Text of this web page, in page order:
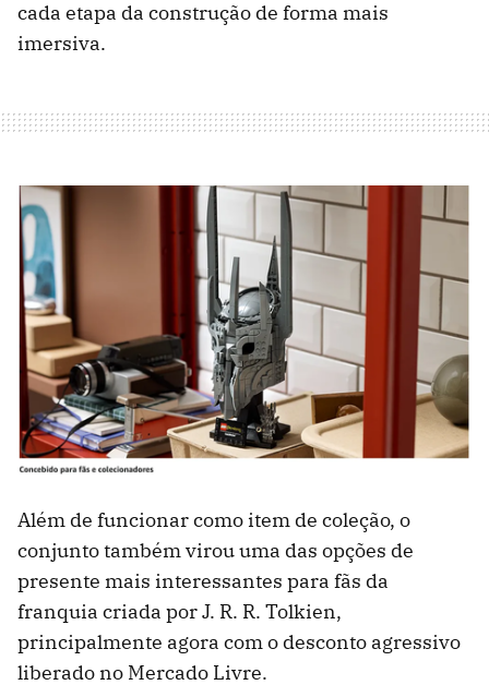
cada etapa da construção de forma mais
imersiva.
Além de funcionar como item de coleção, o
conjunto também virou uma das opções de
presente mais interessantes para fãs da
franquia criada por J. R. R. Tolkien,
principalmente agora com o desconto agressivo
liberado no Mercado Livre.